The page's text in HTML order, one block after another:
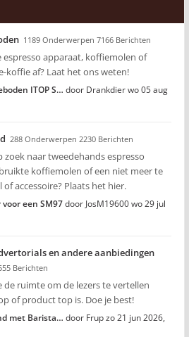
1189 Onderwerpen 7166 Berichten
espresso apparaat, koffiemolen of
koffie af? Laat het ons weten!
ITOP S… door Drankdierwo 05 aug
288 Onderwerpen 2230 Berichten
zoek naar tweedehands espresso
koffiemolen of een niet meer te
accessoire? Plaats het hier.
een SM97door JosM19600wo 29 jul
en andere aanbiedingen
Berichten
ruimte om de lezers te vertellen
of product top is. Doe je best!
met Barista… door Frupzo 21 jun 2026,